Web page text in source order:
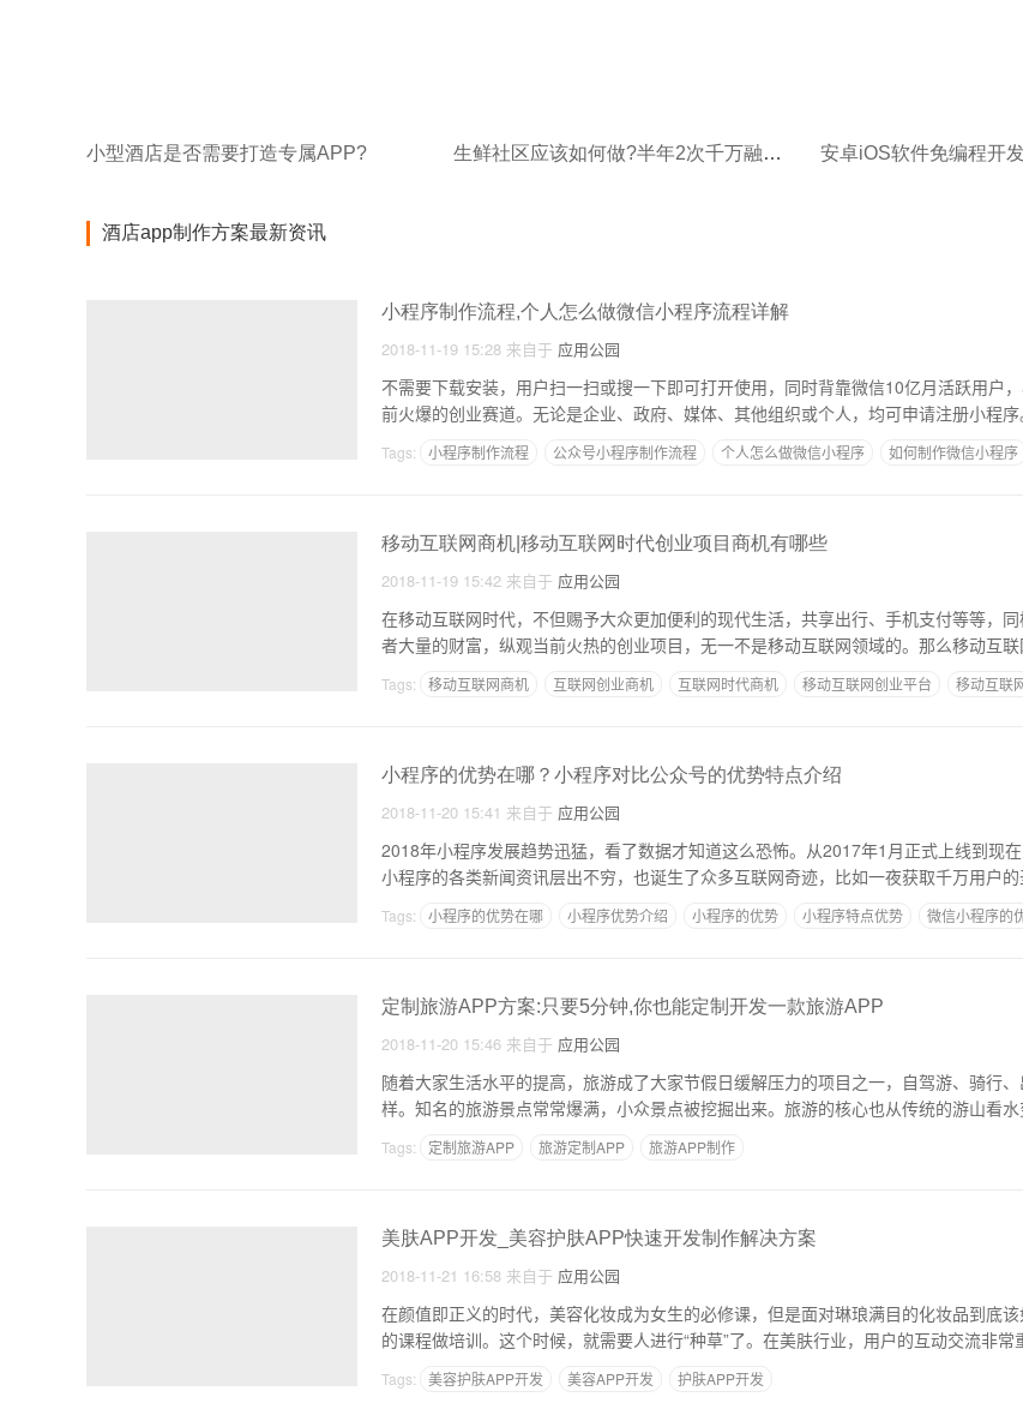
小型酒店是否需要打造专属APP? 生鲜社区应该如何做?半年2次千万融资的邻邻壹给出了答案
酒店app制作方案最新资讯
小程序制作流程,个人怎么做微信小程序流程详解
2018-11-19 15:28 来自于 应用公园
不需要下载安装，用户扫一扫或搜一下即可打开使用，同时背靠微信10亿月活跃用户
前火爆的创业赛道。无论是企业、政府、媒体、其他组织或个人，均可申请注册小程
Tags: 小程序制作流程 公众号小程序制作流程 个人怎么做微信小程序 如何制作微信小程序
移动互联网商机|移动互联网时代创业项目商机有哪些
2018-11-19 15:42 来自于 应用公园
在移动互联网时代，不但赐予大众更加便利的现代生活，共享出行、手机支付等等，
者大量的财富，纵观当前火热的创业项目，无一不是移动互联网领域的。那么移动互
Tags: 移动互联网商机 互联网创业商机 互联网时代商机 移动互联网创业平台 移动互联
小程序的优势在哪？小程序对比公众号的优势特点介绍
2018-11-20 15:41 来自于 应用公园
2018年小程序发展趋势迅猛，看了数据才知道这么恐怖。从2017年1月正式上线到现
小程序的各类新闻资讯层出不穷，也诞生了众多互联网奇迹，比如一夜获取千万用户
Tags: 小程序的优势在哪 小程序优势介绍 小程序的优势 小程序特点优势
微信小程序的
定制旅游APP方案:只要5分钟,你也能定制开发一款旅游APP
2018-11-20 15:46 来自于 应用公园
随着大家生活水平的提高，旅游成了大家节假日缓解压力的项目之一，自驾游、骑行
样。知名的旅游景点常常爆满，小众景点被挖掘出来。旅游的核心也从传统的游山看
Tags: 定制旅游APP 旅游定制APP 旅游APP制作
美肤APP开发_美容护肤APP快速开发制作解决方案
2018-11-21 16:58 来自于 应用公园
在颜值即正义的时代，美容化妆成为女生的必修课，但是面对琳琅满目的化妆品到底
的课程做培训。这个时候，就需要人进行“种草”了。在美肤行业，用户的互动交流非
Tags: 美容护肤APP开发 美容APP开发 护肤APP开发